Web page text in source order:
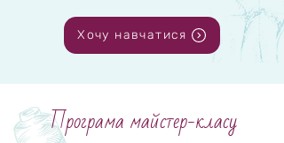
Хочу навчатися
Програма майстер-класу